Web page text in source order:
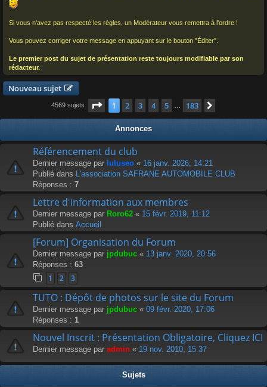
Si vous n'avez pas respecté les règles, un Modérateur vous remettra à l'ordre !
Vous pouvez corriger votre message en appuyant sur le bouton "Éditer".
Le premier post du sujet de présentation reste toujours modifiable par son
rédacteur.
Nouveau sujet
4569 sujets Page 1sur183
1 2 3 4 5 183
Annonces
Référencement du club
Dernier message par luluseo « 16 janv. 2026, 14:21
Publié dans L'association SAFRANE AUTOMOBILE CLUB
Réponses : 7
Lettre d'information aux membres
Dernier message par Roro62 « 15 févr. 2019, 11:12
Publié dans Accueil
[Forum] Organisation du Forum
Dernier message par jpdubuc « 13 janv. 2020, 20:56
Réponses : 63
1 2 3
TUTO : Dépôt de photos sur le site du Forum
Dernier message par jpdubuc « 09 févr. 2020, 17:06
Réponses : 1
Nouvel Inscrit : Présentation Obligatoire, Cliquez ICI
Dernier message par admin « 19 nov. 2010, 15:37
Sujets